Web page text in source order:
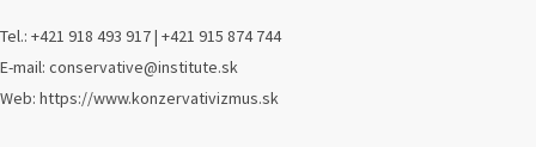
Tel.: +421 918 493 917 | +421 915 874 744
E-mail: conservative@institute.sk
Web: https://www.konzervativizmus.sk